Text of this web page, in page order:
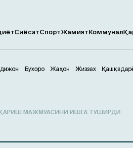
СиёсатСпортЖамиятКоммунал
Бухоро Жаҳон Жиззах
ЧИҚАРИШ МАЖМУАСИНИ ИШГА ТУШИРДИ